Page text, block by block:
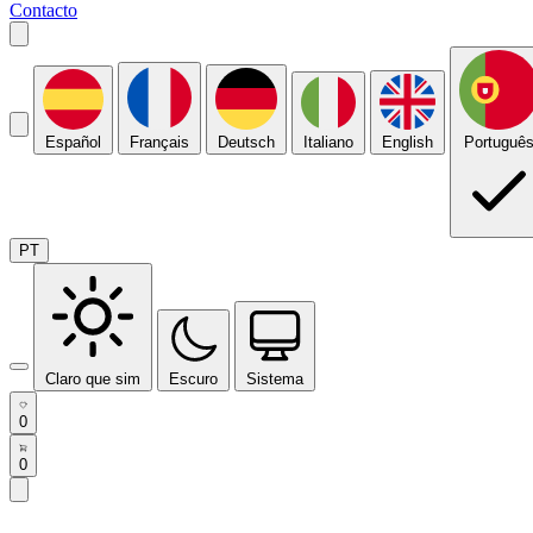
Contacto
Español Français Deutsch Italiano English Português
PT
Claro que sim Escuro Sistema
0
0